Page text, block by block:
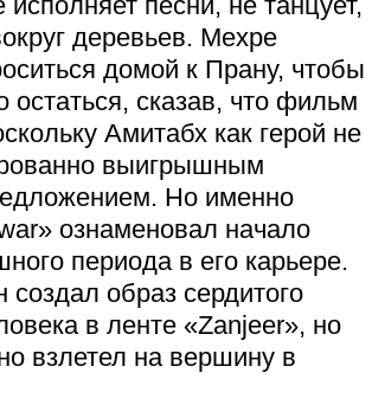
деревьев. Мехре
домой к Прану, чтобы
остаться, сказав, что фильм
Амитабх как герой не
выигрышным
Но именно
ознаменовал начало
периода в его карьере.
создал образ сердитого
в ленте «Zanjeer», но
взлетел на вершину в